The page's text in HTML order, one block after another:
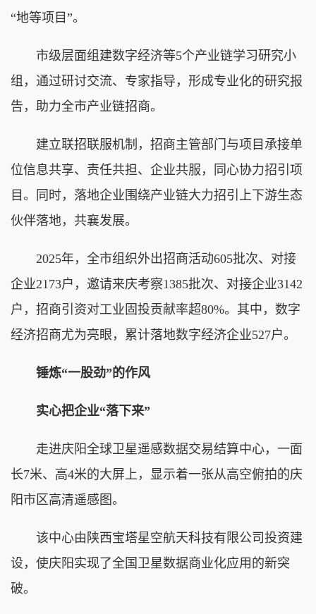
“地等项目”。
市级层面组建数字经济等5个产业链学习研究小
组，通过研讨交流、专家指导，形成专业化的研究报
告，助力全市产业链招商。
建立联招联服机制，招商主管部门与项目承接单
位信息共享、责任共担、企业共服，同心协力招引项
目。同时，落地企业围绕产业链大力招引上下游生态
伙伴落地，共襄发展。
2025年，全市组织外出招商活动605批次、对接
企业2173户，邀请来庆考察1385批次、对接企业3142
户，招商引资对工业固投贡献率超80%。其中，数字
经济招商尤为亮眼，累计落地数字经济企业527户。
锤炼“一股劲”的作风
实心把企业“落下来”
走进庆阳全球卫星遥感数据交易结算中心，一面
长7米、高4米的大屏上，显示着一张从高空俯拍的庆
阳市区高清遥感图。
该中心由陕西宝塔星空航天科技有限公司投资建
设，使庆阳实现了全国卫星数据商业化应用的新突
破。